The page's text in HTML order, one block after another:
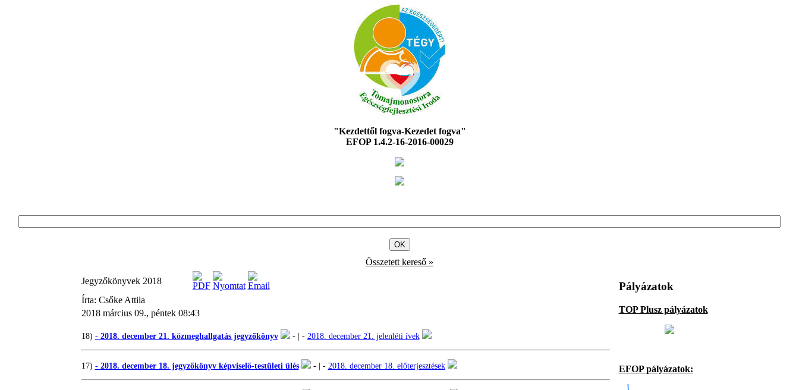
"Kezdettől fogva-Kezedet fogva"
EFOP 1.4.2-16-2016-00029
Összetett kereső »
Jegyzőkönyvek 2018
Írta: Csőke Attila
2018 március 09., péntek 08:43
18) - 2018. december 21. közmeghallgatás jegyzőkönyv - | - 2018. december 21. jelenléti ívek
17) - 2018. december 18. jegyzőkönyv képviselő-testületi ülés - | - 2018. december 18. előterjesztések
Pályázatok
TOP Plusz pályázatok
EFOP pályázatok: